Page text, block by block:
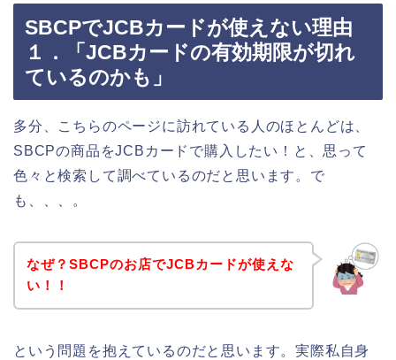
SBCPでJCBカードが使えない理由
１．「JCBカードの有効期限が切れ
ているのかも」
多分、こちらのページに訪れている人のほとんどは、
SBCPの商品をJCBカードで購入したい！と、思って
色々と検索して調べているのだと思います。で
も、、、。
なぜ？SBCPのお店でJCBカードが使えな
い！！
という問題を抱えているのだと思います。実際私自身